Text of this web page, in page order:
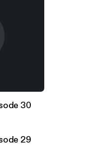
32
31
30
29